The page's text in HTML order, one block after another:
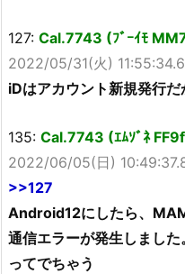
127: Cal.7743 (ﾌﾞｰｲﾓ
2022/05/31(火)
iDはアカウント新規発行
135: Cal.7743 (ｴﾑｿﾞﾈ
2022/06/05(日)
>>127
Android12にしたら、
通信エラーが発生しまし
ってでちゃう